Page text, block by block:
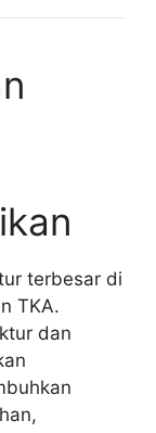
terbesar di
TKA.
dan